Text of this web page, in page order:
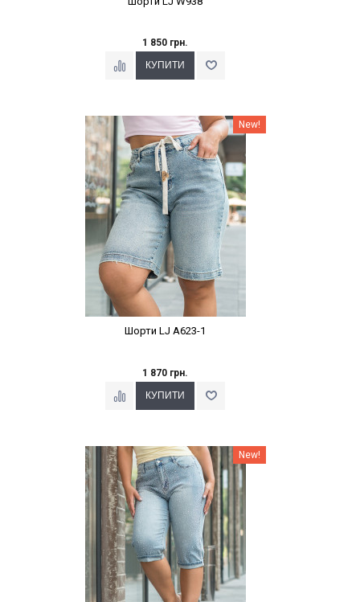
1 850 грн.
Наклейки Варіант з % New!
Шорти LJ A623-1
1 870 грн.
Наклейки Варіант з % New!